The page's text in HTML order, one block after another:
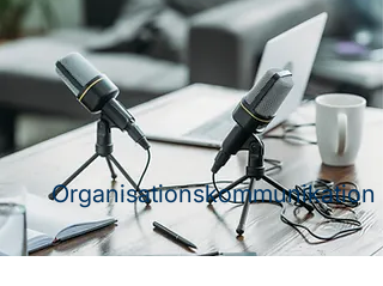
Organisationskommunikation